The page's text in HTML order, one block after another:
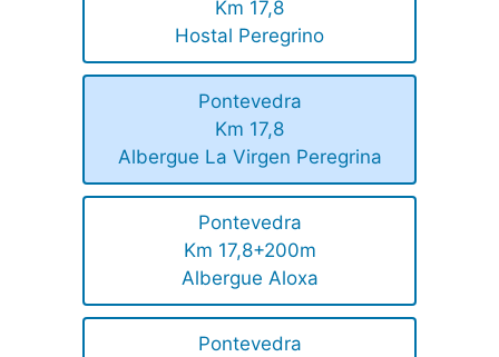
Km 17,8
Hostal Peregrino
Pontevedra
Km 17,8
Albergue La Virgen Peregrina
Pontevedra
Km 17,8+200m
Albergue Aloxa
Pontevedra